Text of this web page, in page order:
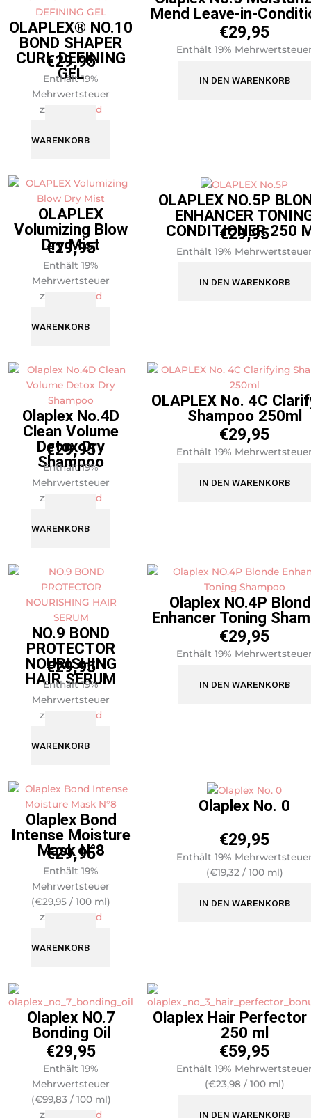
OLAPLEX® NO.10
BOND SHAPER
CURL DEFINING
GEL
€29,95
Enthält 19%
Mehrwertsteuer
zzgl.
Versand
WARENKORB
Mend Leave-in-
€29,95
Enthält 19%
IN DEN WARENKORB
OLAPLEX
Volumizing Blow
Dry Mist
€29,95
Enthält 19%
Mehrwertsteuer
zzgl.
Versand
WARENKORB
OLAPLEX NO.5P
ENHANCER
CONDITIONER 250
€29,95
Enthält 19%
IN DEN WARENKORB
Olaplex No.4D
Clean Volume
Detox Dry
Shampoo
€29,95
Enthält 19%
Mehrwertsteuer
zzgl.
Versand
WARENKORB
OLAPLEX No. 4C
Shampoo 250ml
€29,95
Enthält 19%
IN DEN WARENKORB
NO.9 BOND
PROTECTOR
NOURISHING
HAIR SERUM
€29,95
Enthält 19%
Mehrwertsteuer
zzgl.
Versand
WARENKORB
Olaplex NO.4P
Enhancer Toning
€29,95
Enthält 19%
IN DEN WARENKORB
Olaplex Bond
Intense Moisture
Mask N°8
€29,95
Enthält 19%
Mehrwertsteuer
(€29,95 / 100 ml)
zzgl.
Versand
WARENKORB
Olaplex No. 0
€29,95
Enthält 19%
(€19,32 / 100 ml)
IN DEN WARENKORB
Olaplex NO.7
Bonding Oil
€29,95
Enthält 19%
Mehrwertsteuer
(€99,83 / 100 ml)
zzgl.
Versand
Olaplex Hair Perfector
250 ml
€59,95
Enthält 19%
(€23,98 / 100 ml)
IN DEN WARENKORB